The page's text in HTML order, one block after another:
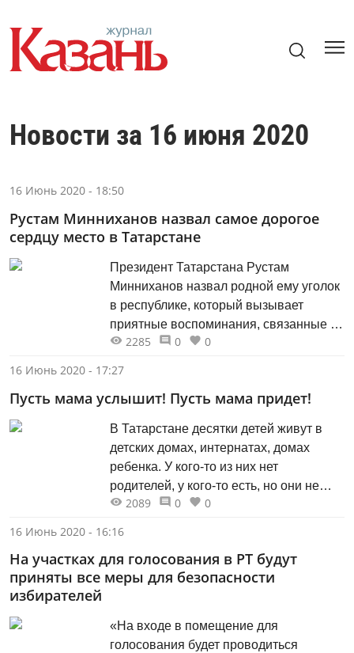
Новости за 16 июня 2020
16 Июнь 2020 - 18:50
Рустам Минниханов назвал самое дорогое
сердцу место в Татарстане
Президент Татарстана Рустам
Минниханов назвал родной ему уголок
в республике, который вызывает
приятные воспоминания, связанные с
детством. Об этом он рассказал на
2285 0
0
16 Июнь 2020 - 17:27
Пусть мама услышит! Пусть мама придет!
В Татарстане десятки детей живут в
детских домах, интернатах, домах
ребенка. У кого-то из них нет
родителей, у кого-то есть, но они не
заботятся о своих детях. Детки всех
Так не должно быть!
2089 0
0
16 Июнь 2020 - 16:16
На участках для голосования в РТ будут
приняты все меры для безопасности
избирателей
«На входе в помещение для
голосования будет проводиться